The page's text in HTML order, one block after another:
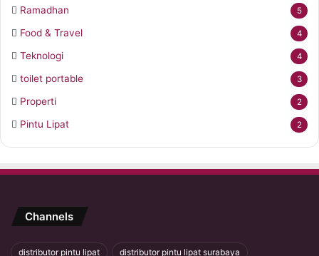
Ramadhan 5
Food & Travel 4
Teknologi 4
toilet portable 3
Properti 2
Pintu Lipat 2
Channels
distributor pintu lipat distributor pintu lipat surabaya